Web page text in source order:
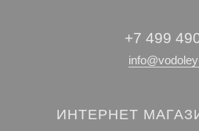
+7 499
ИНТЕРНЕТ